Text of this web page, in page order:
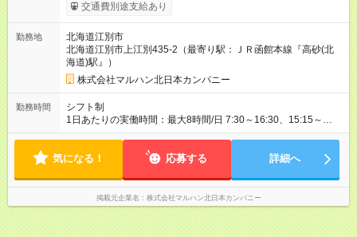
交通費別途支給あり
勤務地
北海道江別市
北海道江別市上江別435-2（最寄り駅：ＪＲ函館本線『高砂(北
海道)駅』）
株式会社マルハン北日本カンパニー
勤務時間
シフト制
1日あたりの実働時間：最大8時間/日 7:30～16:30、15:15～
24:15 実働1日4時間 ・最低勤務日数：週2日 ★フリーター・学
気になる！ 応募する 詳細へ
掲載元企業名 株式会社マルハン北日本カンパニー